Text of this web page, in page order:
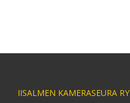
IISALMEN KAMERASEURA RY